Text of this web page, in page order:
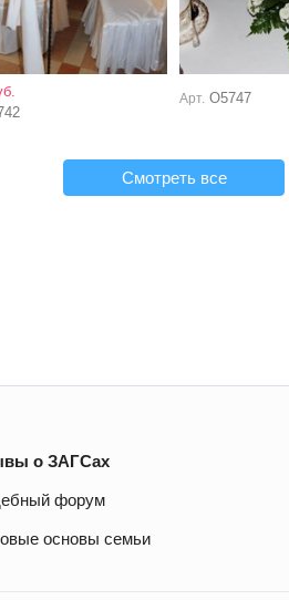
Арт. О5747
Смотреть все
о ЗАГСах
форум
основы семьи